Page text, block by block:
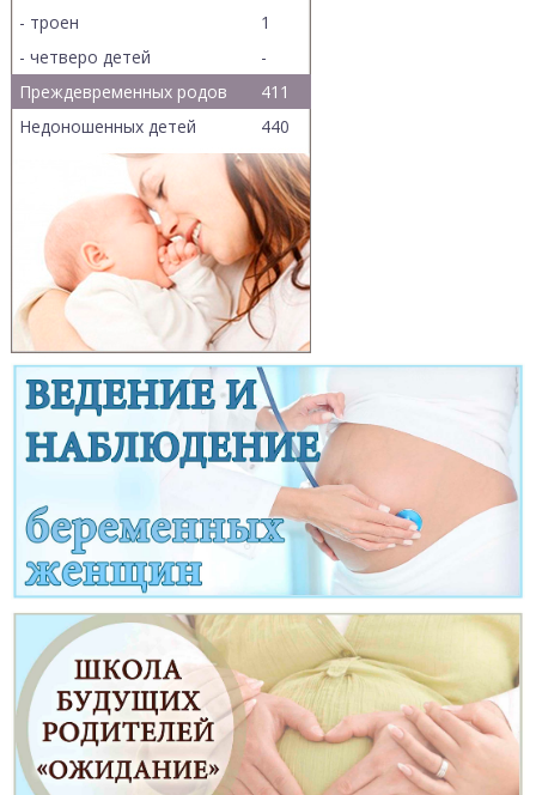
- троен
1
- четверо детей
-
Преждевременных родов
411
Недоношенных детей
440